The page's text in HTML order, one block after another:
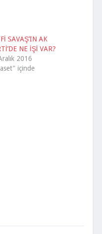
SAVAŞ’IN AK
NE İŞİ VAR?
2016
içinde